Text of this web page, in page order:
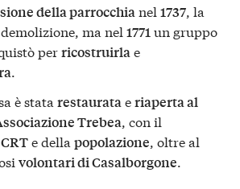
della parrocchianel 1737, la
ma nel 1771un gruppo
perricostruirlae
.
è stata restaurataeriaperta al
Trebea, con il
CRTe della popolazione, oltre al
volontari di Casalborgone.